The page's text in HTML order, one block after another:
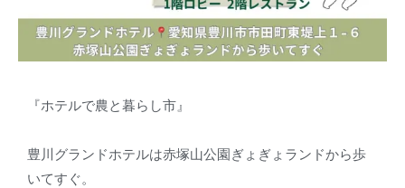
『ホテルで農と暮らし市』
豊川グランドホテルは赤塚山公園ぎょぎょランドから歩
いてすぐ。